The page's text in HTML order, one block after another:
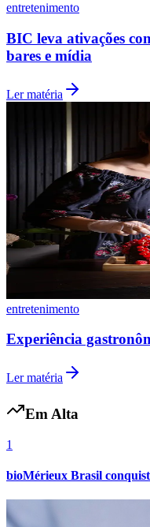
Fluminense
entretenimento
BIC leva ativações
bares e mídia
Ler matéria
entretenimento
Experiência
Ler matéria
Em Alta
1
bioMérieux Brasil